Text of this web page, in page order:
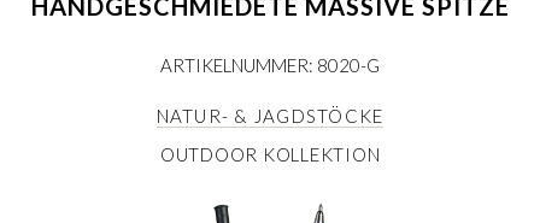
ARTIKELNUMMER: 8020-G
NATUR- & JAGDSTÖCKE
OUTDOOR KOLLEKTION